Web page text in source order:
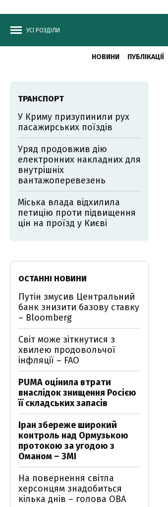
УСІ РОЗДІЛИ
НОВИНИ ПУБЛІКАЦІЇ
ТРАНСПОРТ
У Криму призупинили рух
пасажирських поїздів
Уряд продовжив дію
електронних накладних для
внутрішніх
вантажоперевезень
Міська влада відхилила
петицію проти підвищення
цін на проїзд у Києві
ОСТАННІ НОВИНИ
Путін змусив Центральний
банк знизити базову ставку
– Bloomberg
Світ може зіткнутися з
хвилею продовольчої
інфляції – FAO
PUMA оцінила втрати
внаслідок знищення Росією
її складських запасів
Іран збереже широкий
контроль над Ормузькою
протокою за угодою з
Оманом – ЗМІ
На повернення світла
херсонцям знадобиться
кілька днів – голова ОВА